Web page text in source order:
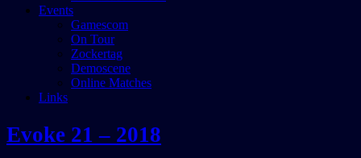
Events
Gamescom
On Tour
Zockertag
Demoscene
Online Matches
Links
Evoke 21 – 2018